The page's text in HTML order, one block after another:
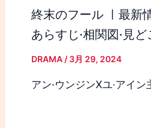
終末のフール ㅣ最新
あらすじ·相関図·見
DRAMA/ 3月 29, 2024
アン·ウンジンXユ·アイ